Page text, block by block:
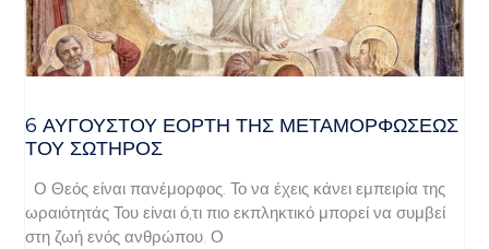
6 ΑΥΓΟΥΣΤΟΥ ΕΟΡΤΗ ΤΗΣ ΜΕΤΑΜΟΡΦΩΣΕΩΣ
ΤΟΥ ΣΩΤΗΡΟΣ
Ο Θεός είναι πανέμορφος. Το να έχεις κάνει εμπειρία της
ωραιότητάς Του είναι ό,τι πιο εκπληκτικό μπορεί να συμβεί
στη ζωή ενός ανθρώπου. Ο